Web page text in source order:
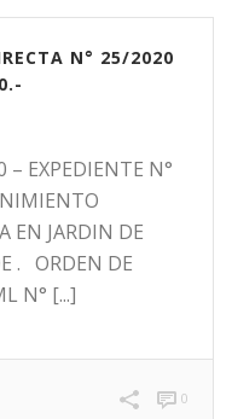
N° 25/2020
– EXPEDIENTE N°
EN JARDIN DE
. ORDEN DE
N° [...]
0